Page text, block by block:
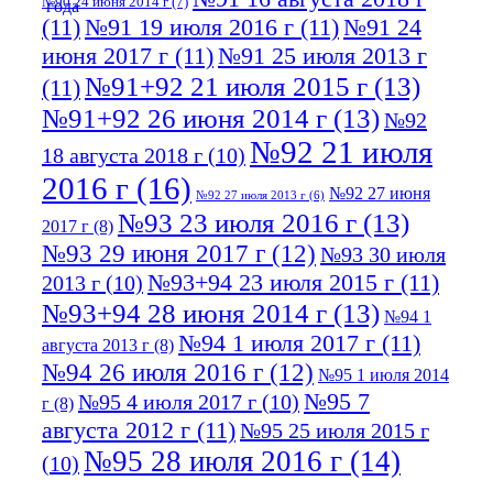
(11)№91 19 июля 2016 г (11)№91 24
июня 2017 г (11)№91 25 июля 2013 г
(11)№91+92 21 июля 2015 г (13)
№91+92 26 июня 2014 г (13)№92
18 августа 2018 г (10) №92 21 июля
2016 г (16) №92 27 июля 2013 г (6) №92 27 июня
2017 г (8) №93 23 июля 2016 г (13)
№93 29 июня 2017 г (12) №93 30 июля
2013 г (10) №93+94 23 июля 2015 г (11)
№93+94 28 июня 2014 г (13) №94 1
августа 2013 г (8) №94 1 июля 2017 г (11)
№94 26 июля 2016 г (12) №95 1 июля 2014
г (8) №95 4 июля 2017 г (10) №95 7
августа 2012 г (11)№95 25 июля 2015 г
(10) №95 28 июля 2016 г (14)